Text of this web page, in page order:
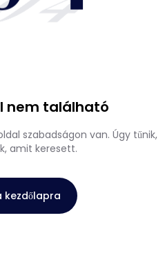
nem található
szabadságon van. Úgy tűnik,
amit keresett.
kezdőlapra